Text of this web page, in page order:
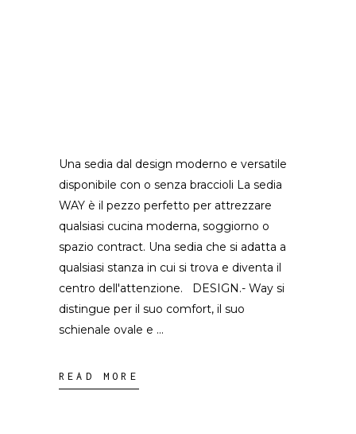
Una sedia dal design moderno e versatile
disponibile con o senza braccioli La sedia
WAY è il pezzo perfetto per attrezzare
qualsiasi cucina moderna, soggiorno o
spazio contract. Una sedia che si adatta a
qualsiasi stanza in cui si trova e diventa il
centro dell'attenzione. DESIGN.- Way si
distingue per il suo comfort, il suo
schienale ovale e
READ MORE